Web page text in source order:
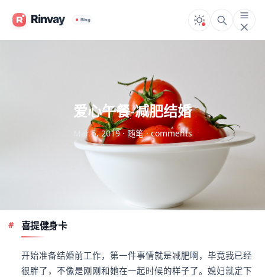
爱心午餐-减肥结婚
Mar 5, 2019·随笔·comments
喜提健身卡
开始准备结婚前工作，第一件事情就是减肥啊，毕竟我已经
很胖了，不像是刚刚和她在一起时候的样子了。媳妇就定下